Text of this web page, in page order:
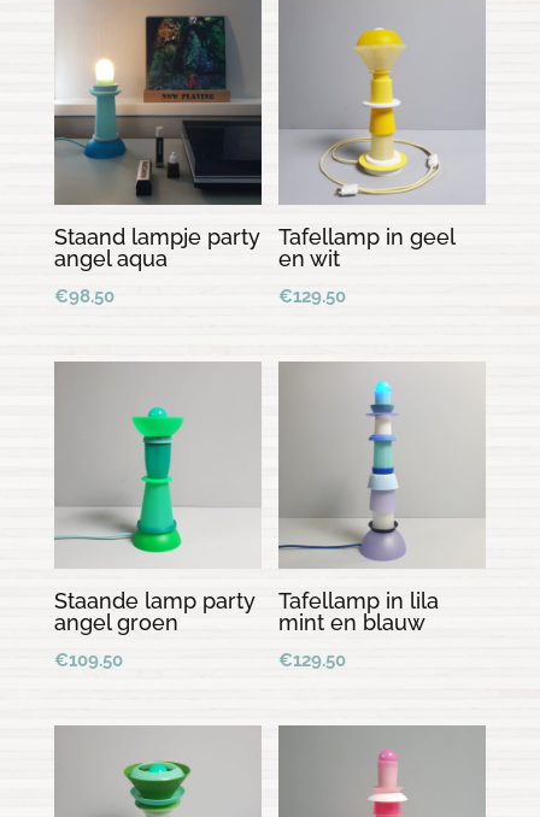
Staand lampje party
angel aqua
€98.50
Tafellamp in geel
en wit
€129.50
Staande lamp party
angel groen
€109.50
Tafellamp in lila
mint en blauw
€129.50